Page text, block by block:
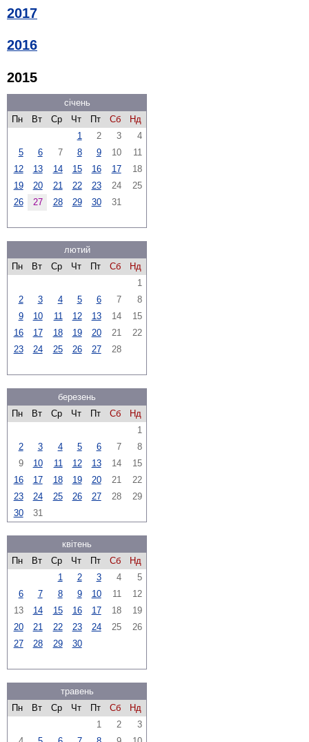
2017
2016
2015
січень
Пн
Вт Ср Чт Пт Сб
Нд
1
2 3
4
5
6 7 8 9 10
11
12
13 14 15 16 17
18
19
20 21 22 23 24
25
26
27 28 29 30 31
лютий
Пн
Вт Ср Чт Пт Сб
Нд
1
2
3 4 5 6 7
8
9
10 11 12 13 14
15
16
17 18 19 20 21
22
23
24 25 26 27 28
березень
Пн
Вт Ср Чт Пт Сб
Нд
1
2
3 4 5 6 7
8
9
10 11 12 13 14
15
16
17 18 19 20 21
22
23
24 25 26 27 28
29
30
31
квітень
Пн
Вт Ср Чт Пт Сб
Нд
1
2 3 4
5
6
7 8 9 10 11
12
13
14 15 16 17 18
19
20
21 22 23 24 25
26
27
28 29 30
травень
Пн
Вт Ср Чт Пт Сб
Нд
1
2
3